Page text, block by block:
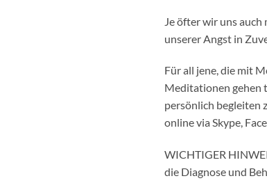
Je öfter wir uns
unserer Angst in
Für all jene, die mit
Meditationen gehen
persönlich begleiten
online via Skype,
WICHTIGER
die Diagnose und